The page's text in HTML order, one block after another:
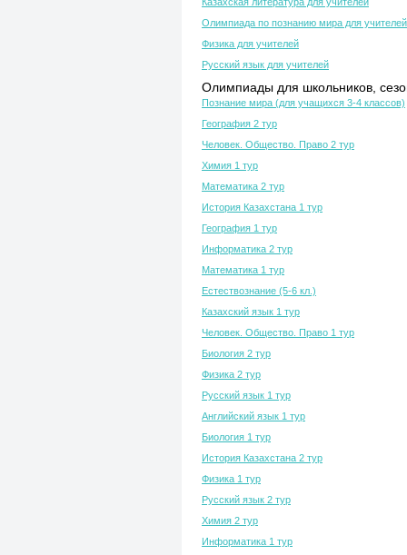
Олимпиада по познанию мира для учителей
Физика для учителей
Русский язык для учителей
Олимпиады для школьников,
Познание мира (для учащихся 3-4 классов)
География 2 тур
Человек. Общество. Право 2 тур
Химия 1 тур
Математика 2 тур
История Казахстана 1 тур
География 1 тур
Информатика 2 тур
Математика 1 тур
Естествознание (5-6 кл.)
Казахский язык 1 тур
Человек. Общество. Право 1 тур
Биология 2 тур
Физика 2 тур
Русский язык 1 тур
Английский язык 1 тур
Биология 1 тур
История Казахстана 2 тур
Физика 1 тур
Русский язык 2 тур
Химия 2 тур
Информатика 1 тур